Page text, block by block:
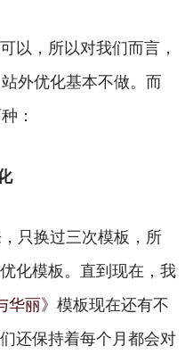
以，所以对我们而言，
外优化基本不做。而
：
只换过三次模板，所
化模板。直到现在，我
华丽》 模板现在还有不
还保持着每个月都会对